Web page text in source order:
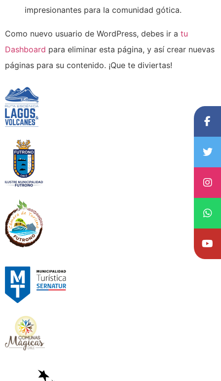
impresionantes para la comunidad gótica.
Como nuevo usuario de WordPress, debes ir a tu
Dashboard para eliminar esta página, y así crear nuevas
páginas para su contenido. ¡Que te diviertas!